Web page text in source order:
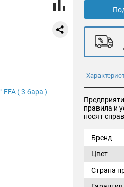
правила и
носят
Бренд
Цвет
Страна